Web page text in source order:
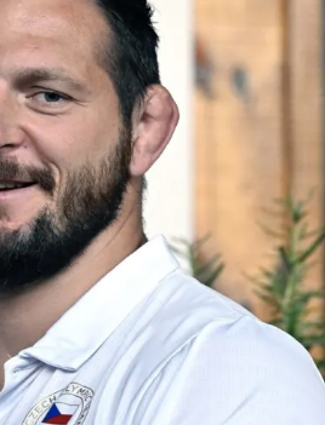
hry
volejbal
Veslování
Ostatní